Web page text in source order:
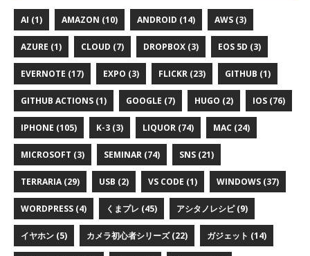
AI (1) AMAZON (10) ANDROID (14) AWS (3)
AZURE (1) CLOUD (7) DROPBOX (3) EOS 5D (3)
EVERNOTE (17) EXPO (3) FLICKR (23) GITHUB (1)
GITHUB ACTIONS (1) GOOGLE (7) HUGO (2) IOS (76)
IPHONE (105) K-3 (3) LIQUOR (74) MAC (24)
MICROSOFT (3) SEMINAR (74) SNS (21)
TERRARIA (29) USB (2) VS CODE (1) WINDOWS (37)
WORDPRESS (4) くまプレ (45) アシタノレシピ (9)
イヤホン (5) カメラ初心者シリーズ (22) ガジェット (14)